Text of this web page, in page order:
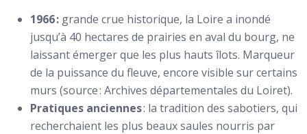
1966 : grande crue historique, la Loire a inondé
jusqu’à 40 hectares de prairies en aval du bourg, ne
laissant émerger que les plus hauts îlots. Marqueur
de la puissance du fleuve, encore visible sur certains
murs (source : Archives départementales du Loiret).
Pratiques anciennes: la tradition des sabotiers, qui
recherchaient les plus beaux saules nourris par